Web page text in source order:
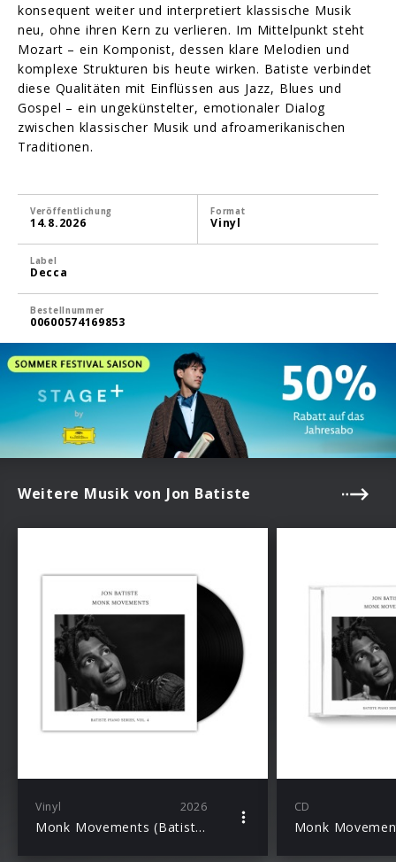
konsequent weiter und interpretiert klassische Musik
neu, ohne ihren Kern zu verlieren. Im Mittelpunkt steht
Mozart – ein Komponist, dessen klare Melodien und
komplexe Strukturen bis heute wirken. Batiste verbindet
diese Qualitäten mit Einflüssen aus Jazz, Blues und
Gospel – ein ungekünstelter, emotionaler Dialog
zwischen klassischer Musik und afroamerikanischen
Traditionen.
Veröffentlichung
14.8.2026
Format
Vinyl
Label
Decca
Bestellnummer
00600574169853
Weitere Musik von Jon Batiste
Vinyl 2026
Monk Movements (Batiste Piano Series, Vol. 4 / LP)
CD